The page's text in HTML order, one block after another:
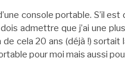
console portable. S’il
admettre que j’ai une
cela 20 ans (déjà !) sortait
pour moi mais aussi